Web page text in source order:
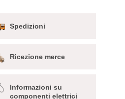
Spedizioni
Ricezione merce
Informazioni su
componenti elettrici